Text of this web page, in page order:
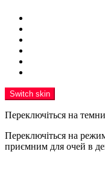
Switch skin
Переключіться на
Переключіться на
приємним для очей в